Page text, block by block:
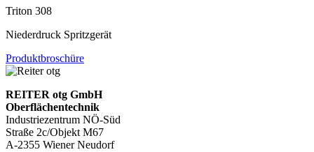
Triton 308
Niederdruck Spritzgerät
Produktbroschüre
REITER otg GmbH
Oberflächentechnik
Industriezentrum NÖ-Süd
Straße 2c/Objekt M67
A-2355 Wiener Neudorf